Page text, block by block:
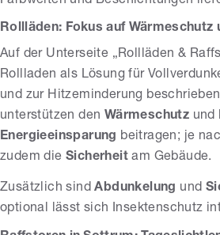
Rollläden: Fokus auf Wärmeschutz
Auf der Unterseite „Rollläden &
Rollladen als Lösung für
und zur Hitzeminderung
unterstützen den Wärmeschutz und
Energieeinsparung beitragen; je
zudem dieSicherheit am Gebäude.
Zusätzlich sindAbdunkelung und
optional lässt sich Insektenschutz